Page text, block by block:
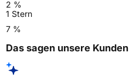
2 %
1 Stern
7 %
Das sagen unsere Kunden